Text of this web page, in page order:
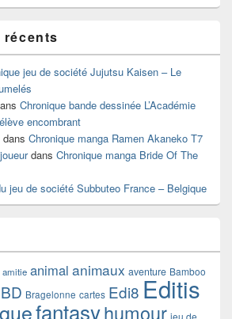
récents
jeu de société Jujutsu Kaisen – Le
Chronique bande dessinée L’Académie
encombrant
dans Chronique manga Ramen Akaneko T7
dans Chronique manga Bride Of The
jeu de société Subbuteo France – Belgique
amitie animal animaux aventure Bamboo
BD Bragelonne cartes Edi8 Editis
fantasyhumour